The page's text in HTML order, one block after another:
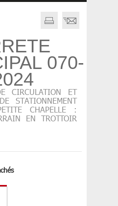
070-
CIRCULATION ET
STATIONNEMENT
CHAPELLE :
EN TROTTOIR